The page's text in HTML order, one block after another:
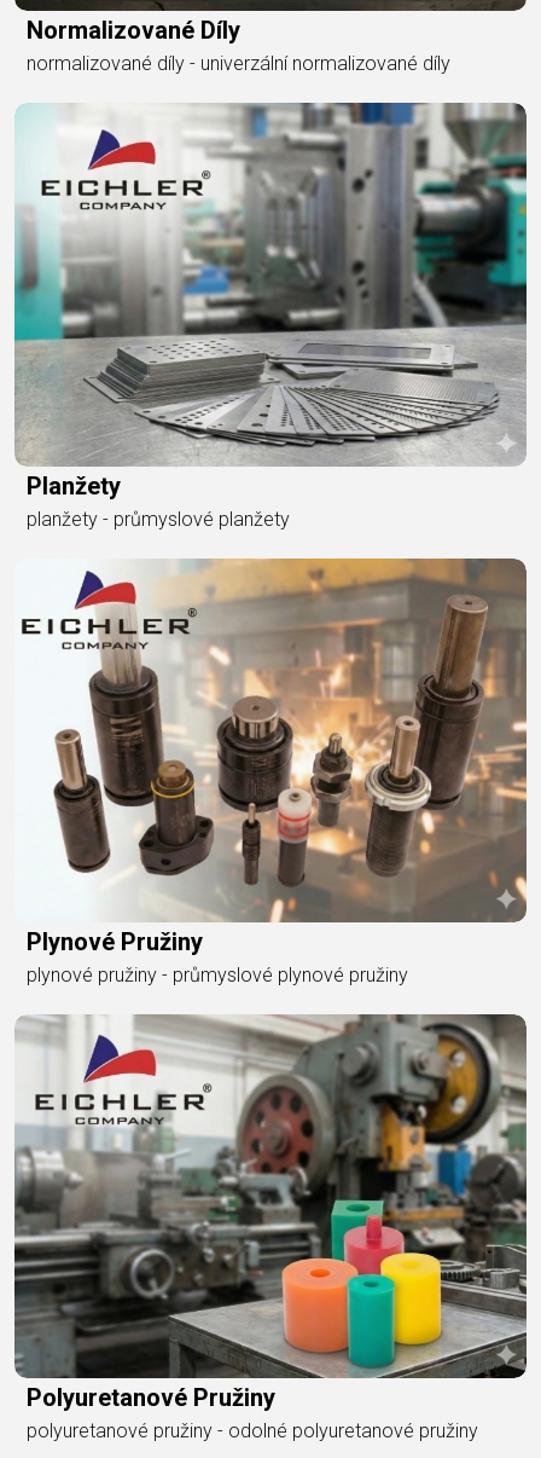
Normalizované Díly
normalizované díly - univerzální normalizované díly
Planžety
planžety - průmyslové planžety
Plynové Pružiny
plynové pružiny - průmyslové plynové pružiny
Polyuretanové Pružiny
polyuretanové pružiny - odolné polyuretanové pružiny